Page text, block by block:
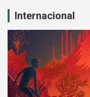
Internacional